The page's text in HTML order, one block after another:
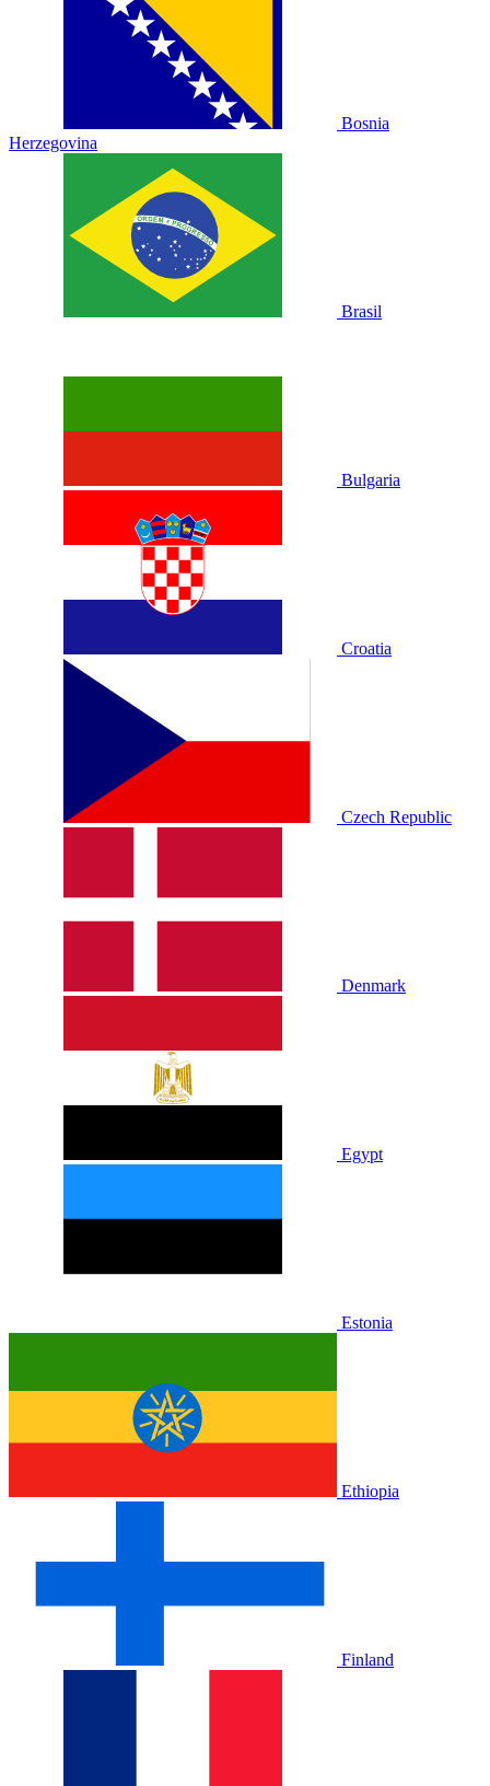
Bosnia
Herzegovina
Brasil
Bulgaria
Croatia
Czech Republic
Denmark
Egypt
Estonia
Ethiopia
Finland